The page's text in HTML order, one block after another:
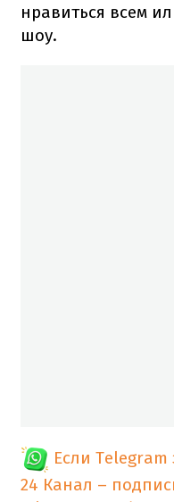
нравиться всем
шоу.
Если
24 Канал –